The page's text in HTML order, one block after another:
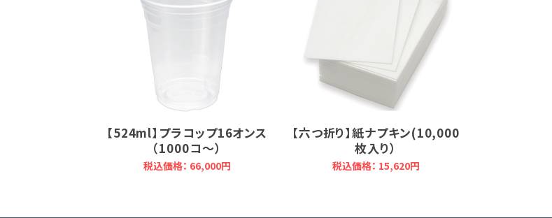
【524ml】プラコップ16オンス
（1000コ～）
税込価格： 66,000円
【六つ折り】紙ナプキン(10,000
枚入り）
税込価格： 15,620円